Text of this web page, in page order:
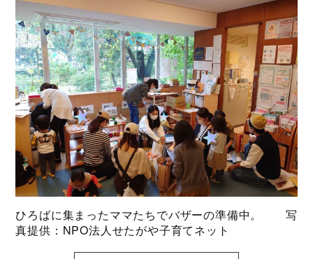
ひろばに集まったママたちでバザーの準備中。 写
真提供：NPO法人せたがや子育てネット